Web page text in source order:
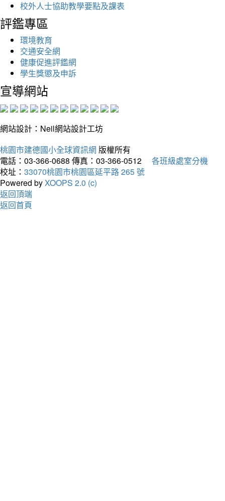
校外人士協助教學要點及課表
評鑑專區
環境教育
交通安全網
健康促進評鑑網
學生獎懲及申訴
宣導網站
網站設計：Neil網站設計工坊
桃園市建德國小全球資訊網 版權所有
電話：03-366-0688 傳真：03-366-0512
各班級處室分機
校址： 33070桃園市桃園區延平路 265 號
Powered byXOOPS 2.0 (c)
返回頂端
返回首頁